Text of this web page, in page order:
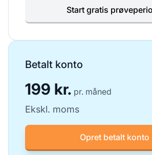
Start gratis
Betalt konto
199 kr. pr. måned
Ekskl. moms
Opret betalt konto